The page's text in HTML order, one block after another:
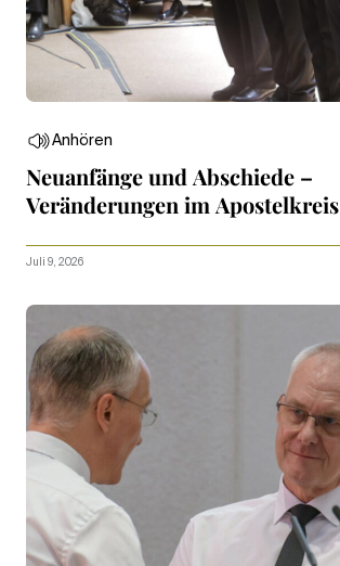
Anhören
Neuanfänge und Abschiede –
Veränderungen im Apostelkreis
Juli 9, 2026